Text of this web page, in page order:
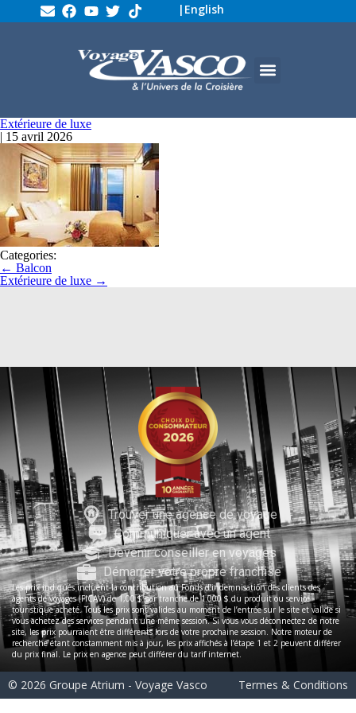
| English
Extérieure de luxe
| 15 avril 2026
Categories:
← Balcon
Extérieure de luxe →
Trouver une agence de voyage
Communiquer avec un agent
Devenir conseiller en voyages
Démarrer votre propre franchise
Les prix indiqués incluent la contribution au Fonds d’indemnisation des clients des
agents de voyages (FICAV) de 1,00 $ par tranche de 1 000 $ du produit ou service
touristique acheté. Tous les prix sont valides au moment de l’entrée sur le site et valide si
vous achetez des services pendant une même session. Si vous vous déconnectez de notre
site, les prix pourraient être différents lors de votre prochaine session. Notre moteur de
recherche étant constamment mis à jour, les prix affichés à l’étape 1 et 2 peuvent différer
du prix final. Le prix en agence peut différer du tarif internet.
© 2026 Groupe Atrium - Voyage Vasco Termes & Conditions